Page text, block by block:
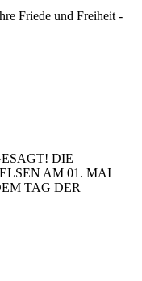
DIE
AM 01. MAI
TAG DER